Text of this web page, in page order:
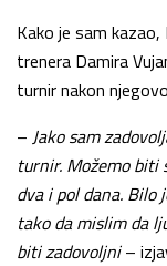
Kako je sam
trenera Damira
turnir nakon
– Jako sam
turnir. Možemo biti
dva i pol dana.
tako da mislim da
biti zadovoljni–